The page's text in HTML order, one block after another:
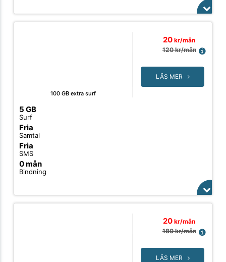
100 GB extra surf
5 GB
Surf
Fria
Samtal
Fria
SMS
0 mån
Bindning
20 kr/mån
120 kr/mån
LÄS MER
20 kr/mån
180 kr/mån
LÄS MER